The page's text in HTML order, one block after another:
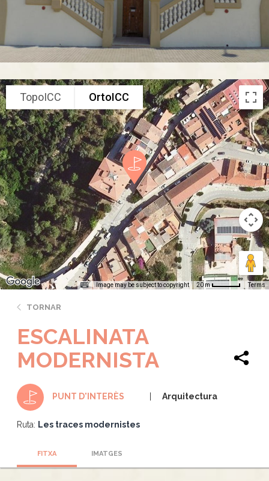
TopoICC OrtoICC
Image may be subject to copyright 20 m Terms
TORNAR
ESCALINATA
MODERNISTA
PUNT D'INTERÈS Arquitectura
Ruta: Les traces modernistes
FITXA IMATGES